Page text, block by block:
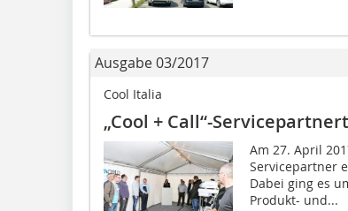
Ausgabe 03/2017
Cool Italia
„Cool + Call“-
Am 27. April
Servicepartner
Dabei ging es
Produkt- und...